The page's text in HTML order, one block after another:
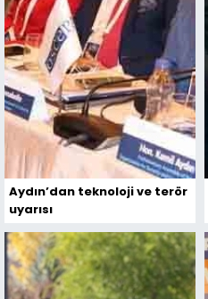
Aydın’dan teknoloji ve terör
uyarısı